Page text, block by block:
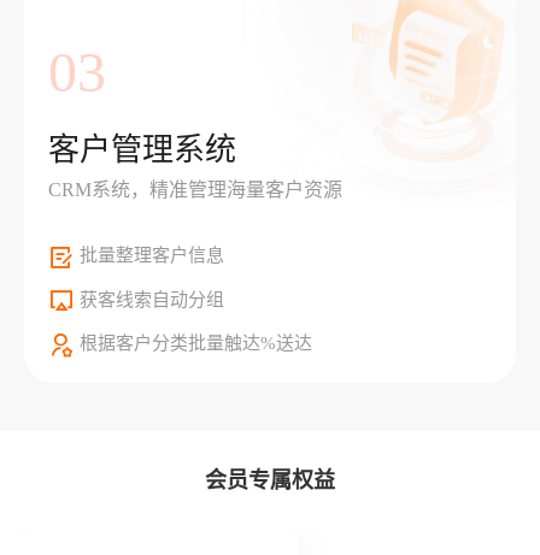
03
客户管理系统
CRM系统，精准管理海量客户资源
批量整理客户信息
获客线索自动分组
根据客户分类批量触达%送达
会员专属权益